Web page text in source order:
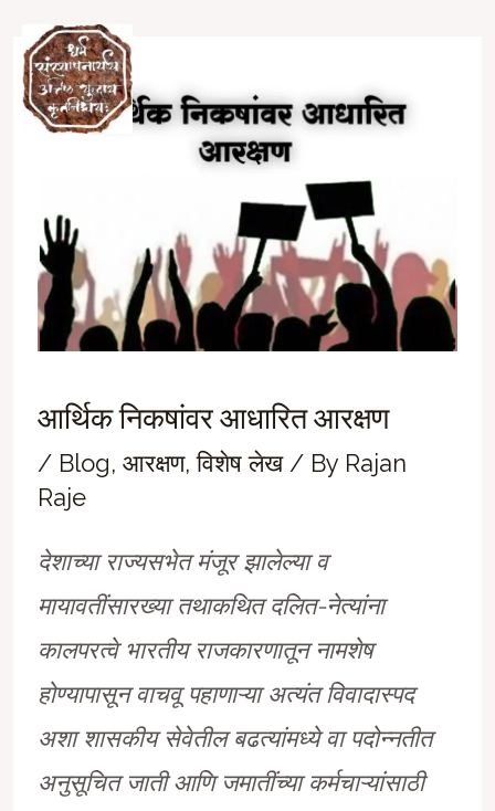
content
आर्थिक निकषांवर आधारित आरक्षण
/ Blog, आरक्षण,विशेष लेख/ By Rajan
Raje
देशाच्या राज्यसभेत मंजूर झालेल्या व
मायावतींसारख्या तथाकथित दलित-नेत्यांना
कालपरत्वे भारतीय राजकारणातून नामशेष
होण्यापासून वाचवू पहाणाऱ्या अत्यंत विवादास्पद
अशा शासकीय सेवेतील बढत्यांमध्ये वा पदोन्नतीत
अनुसूचित जाती आणि जमातींच्या कर्मचाऱ्यांसाठी